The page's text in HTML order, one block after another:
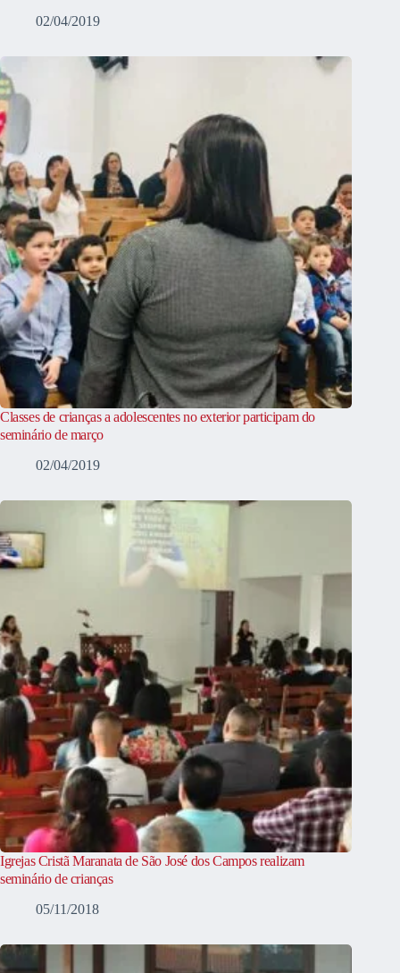
02/04/2019
Classes de crianças a adolescentes no exterior participam do
seminário de março
02/04/2019
Igrejas Cristã Maranata de São José dos Campos realizam
seminário de crianças
05/11/2018